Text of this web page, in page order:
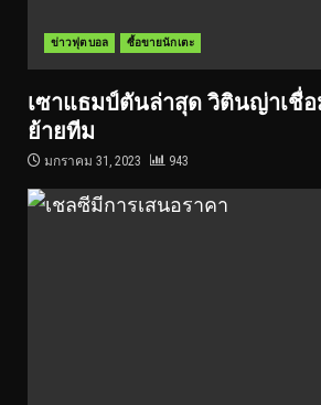
ข่าวฟุตบอล ซื้อขายนักเตะ
เซาแธมป์ตันล่าสุด วิตินญ่าเชื่
ย้ายทีม
มกราคม 31, 2023 943